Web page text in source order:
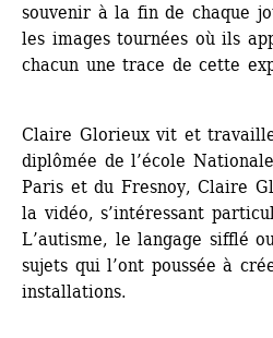
souvenir à la fin de chaque
les images tournées où ils
chacun une trace de cette
Claire Glorieux vit et
diplômée de l’école
Paris et du Fresnoy, Claire
la vidéo, s’intéressant
L’autisme, le langage sifflé
sujets qui l’ont poussée à
installations.